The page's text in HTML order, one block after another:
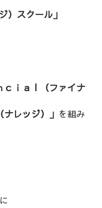
）スクール」
ｉａｌ（ファイナ
レッジ）」 を組み